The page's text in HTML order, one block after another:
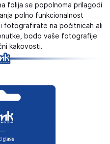
folija se popolnoma prilagodi
polno funkcionalnost
fotografirate na počitnicah ali
bodo vaše fotografije
kakovosti.